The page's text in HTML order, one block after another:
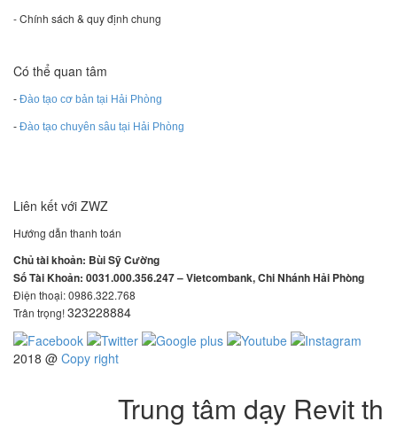
- Chính sách & quy định chung
Có thể quan tâm
- Đào tạo cơ bản tại Hải Phòng
- Đào tạo chuyên sâu tại Hải Phòng
Liên kết với ZWZ
Hướng dẫn thanh toán
Chủ tài khoản: Bùi Sỹ Cường
Số Tài Khoản: 0031.000.356.247 – Vietcombank, Chi Nhánh Hải Phòng
Điện thoại: 0986.322.768
Trân trọng!323228884
2018 @ Copy right
Trung tâm dạy Revit